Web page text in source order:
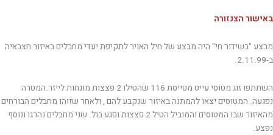
באישור הצנזורה
מבצע "בשידור חי" היה מבצע של חיל האויר לתקיפת יעדי מחבלים באיזור חצבאיה
ב-2.11.99.
השתתפו זוג מטוסי עייט מטייסת 116 שהטילו 2 פצצות מונחות לייזר.המטרה
נפגעה. המטוסים יצאו להמתנה באיזור שנקבע להם , ולאחר שזוהו מחבלים הבורחים
מהאיזור שבו המטוסים והמוביל הטיל 2 פצצות ופגע בול. שני מחבלים נהרגו ונוסף
נפצע.